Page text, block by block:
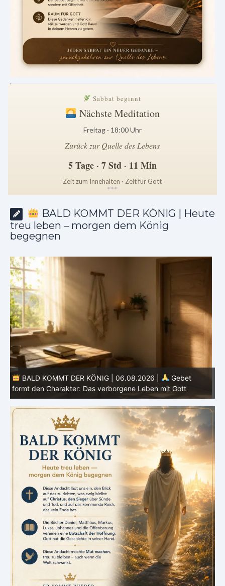
.
Sabbat beginnt
Nächste Meditation
Freitag · 18:00 Uhr
Zurück zur Quelle des Lebens
5 Tage · 7 Std · 11 Min
Zeit zum Innehalten · Zeit für Gott
***
BALD KOMMT DER KÖNIG | Heute
treu leben – morgen dem König
begegnen
BALD KOMMT DER KÖNIG | 05.08.2026 |
Tägliche
Hingabe: Jeden Tag neu mit Christus